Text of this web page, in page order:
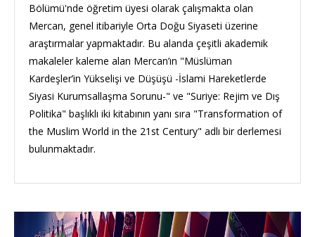
Bölümü'nde öğretim üyesi olarak çalışmakta olan
Mercan, genel itibariyle Orta Doğu Siyaseti üzerine
araştırmalar yapmaktadır. Bu alanda çeşitli akademik
makaleler kaleme alan Mercan’ın "Müslüman
Kardeşler’in Yükselişi ve Düşüşü -İslami Hareketlerde
Siyasi Kurumsallaşma Sorunu-" ve "Suriye: Rejim ve Dış
Politika" başlıklı iki kitabının yanı sıra "Transformation of
the Muslim World in the 21st Century" adlı bir derlemesi
bulunmaktadır.